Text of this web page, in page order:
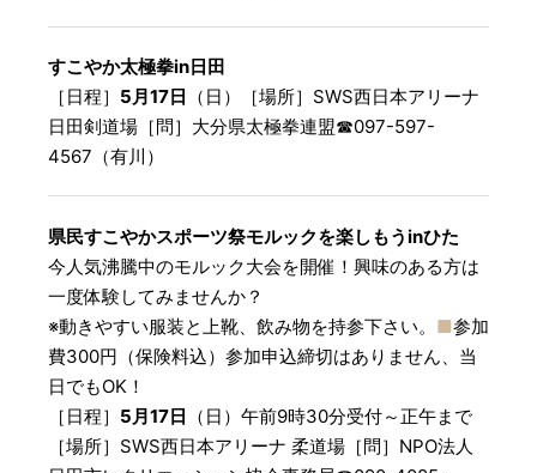
すこやか太極拳in日田
［日程］ 5月17日 （日）［場所］SWS西日本アリーナ
日田剣道場［問］大分県太極拳連盟☎︎097-597-
4567（有川）
県民すこやかスポーツ祭モルックを楽しもうinひた
今人気沸騰中のモルック大会を開催！興味のある方は
一度体験してみませんか？
※動きやすい服装と上靴、飲み物を持参下さい。 ■参加
費300円（保険料込）参加申込締切はありません、当
日でもOK！
［日程］ 5月17日 （日）午前9時30分受付～正午まで
［場所］SWS西日本アリーナ 柔道場［問］NPO法人